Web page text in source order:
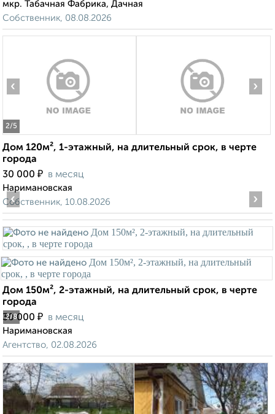
мкр. Табачная Фабрика, Дачная
Собственник, 08.08.2026
2/5
‹ ›
Дом 120м², 1-этажный, на длительный срок, в черте
города
30 000 ₽ в месяц
Наримановская
Собственник, 10.08.2026
2/8
‹ ›
Дом 150м², 2-этажный, на длительный срок, в черте
города
30 000 ₽ в месяц
Наримановская
Агентство, 02.08.2026